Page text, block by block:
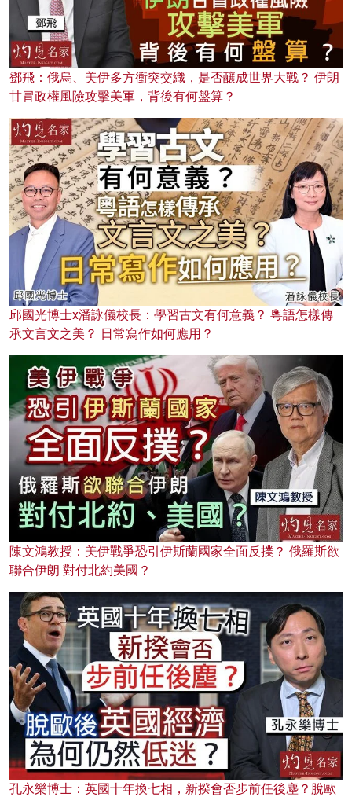
鄧飛：俄烏、美伊多方衝突交織，是否釀成世界大戰？ 伊朗
甘冒政權風險攻擊美軍，背後有何盤算？
邱國光博士x潘詠儀校長：學習古文有何意義？ 粵語怎樣傳
承文言文之美？ 日常寫作如何應用？
陳文鴻教授：美伊戰爭恐引伊斯蘭國家全面反撲？ 俄羅斯欲
聯合伊朗 對付北約美國？
孔永樂博士：英國十年換七相，新揆會否步前任後塵？脫歐